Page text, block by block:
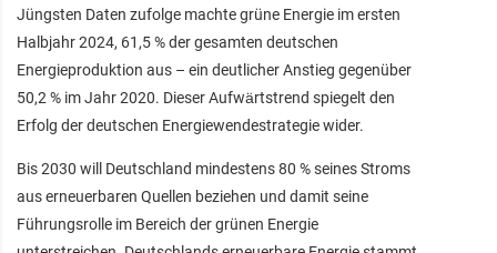
Jüngsten Daten zufolge machte grüne Energie im ersten
Halbjahr 2024, 61,5 % der gesamten deutschen
Energieproduktion aus – ein deutlicher Anstieg gegenüber
50,2 % im Jahr 2020. Dieser Aufwärtstrend spiegelt den
Erfolg der deutschen Energiewendestrategie wider.
Bis 2030 will Deutschland mindestens 80 % seines Stroms
aus erneuerbaren Quellen beziehen und damit seine
Führungsrolle im Bereich der grünen Energie